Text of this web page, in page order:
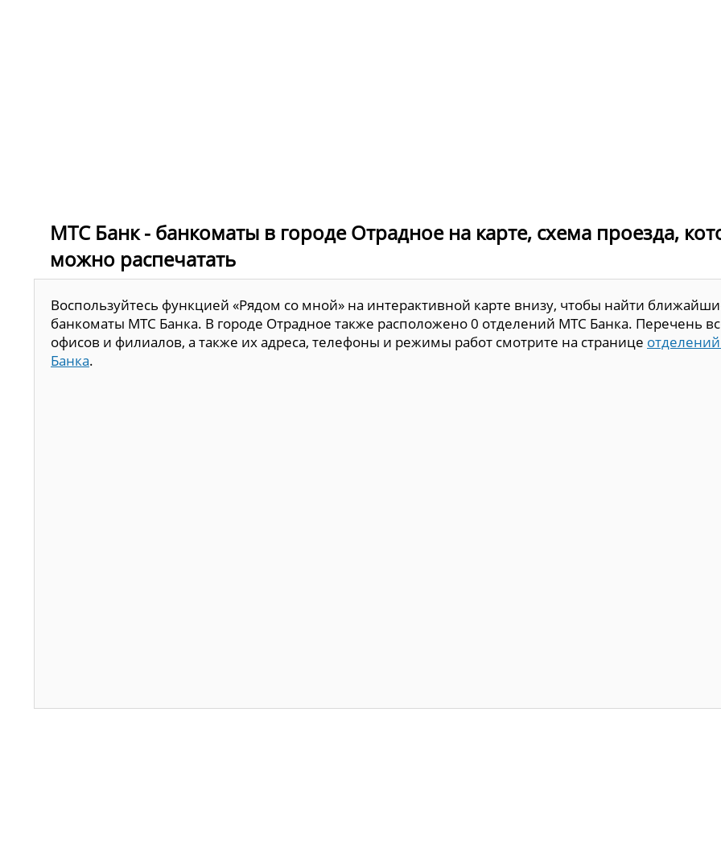
МТС Банк - банкоматы в городе Отрадное на карте, схема проезда,
можно распечатать
Воспользуйтесь функцией «Рядом со мной» на интерактивной карте внизу, чтобы найти
банкоматы МТС Банка. В городе Отрадное также расположено 0 отделений МТС Банка. Перечень
офисов и филиалов, а также их адреса, телефоны и режимы работ смотрите на странице
Банка.